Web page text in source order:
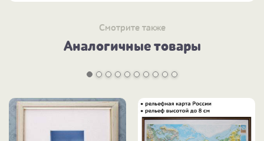
Смотрите также
Аналогичные товары